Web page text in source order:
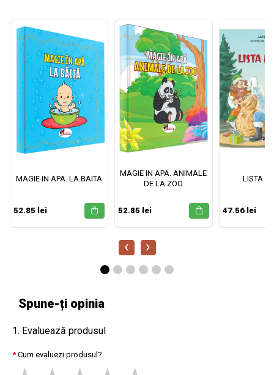
MAGIE IN APA. LA BAITA
52.85 lei
MAGIE IN APA. ANIMALE
DE LA ZOO
52.85 lei
LISTA
47.56 lei
‹ ›
Spune-ți opinia
1. Evaluează produsul
Cum evaluezi produsul?